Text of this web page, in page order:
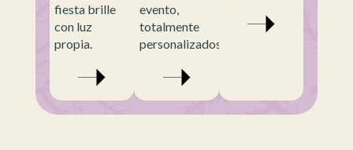
fiesta brille
con luz
propia.
evento,
totalmente
personalizados.